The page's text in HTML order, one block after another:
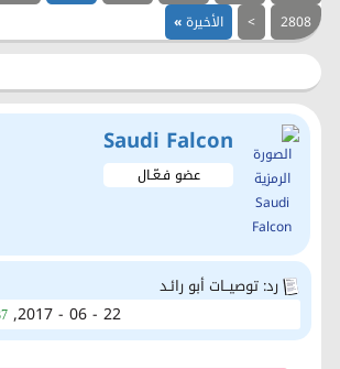
2808
> الأخيرة»
Saudi Falcon
عضو فـعّـال
رد: توصيــات أبو رائـد
22 - 06 - 2017,